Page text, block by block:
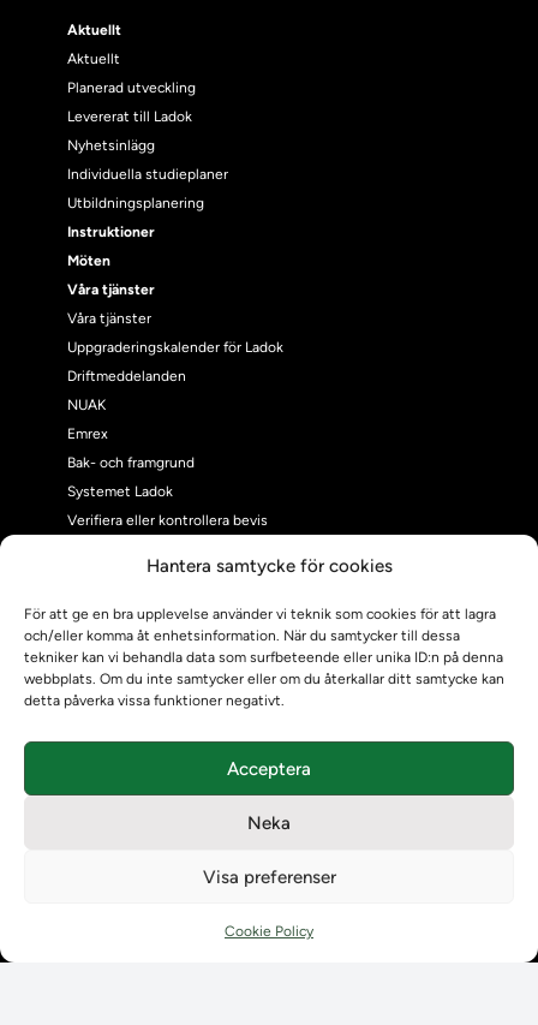
Hantera samtycke för cookies
För att ge en bra upplevelse använder vi teknik som cookies för att lagra
och/eller komma åt enhetsinformation. När du samtycker till dessa
tekniker kan vi behandla data som surfbeteende eller unika ID:n på denna
webbplats. Om du inte samtycker eller om du återkallar ditt samtycke kan
detta påverka vissa funktioner negativt.
Acceptera
Neka
Visa preferenser
Cookie Policy
Aktuellt
Aktuellt
Planerad utveckling
Levererat till Ladok
Nyhetsinlägg
Individuella studieplaner
Utbildningsplanering
Instruktioner
Möten
Våra tjänster
Våra tjänster
Uppgraderingskalender för Ladok
Driftmeddelanden
NUAK
Emrex
Bak- och framgrund
Systemet Ladok
Verifiera eller kontrollera bevis
Om oss
Om Ladokkonsortiet
Ladokkonsortiet internationellt
Vision, strategi och produktplan
Kontaktuppgifter för studenters Ladoksupport